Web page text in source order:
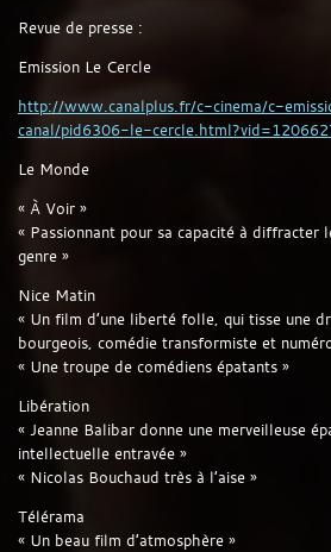
Revue de presse :
Emission Le Cercle
http://www.canalplus.fr/c-cinema/c-
canal/pid6306-le-
Le Monde
« À Voir »
« Passionnant pour sa capacité à diffracter
genre »
Nice Matin
« Un film d’une liberté folle, qui tisse une
bourgeois, comédie transformiste et
« Une troupe de comédiens épatants »
Libération
« Jeanne Balibar donne une merveilleuse
intellectuelle entravée »
« Nicolas Bouchaud très à l’aise »
Télérama
« Un beau film d’atmosphère »